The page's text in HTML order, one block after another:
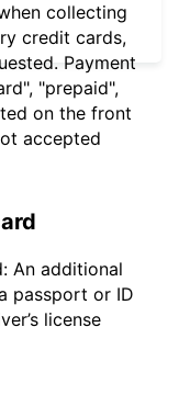
collecting
credit cards,
Payment
"prepaid",
on the front
accepted
An additional
passport or ID
license